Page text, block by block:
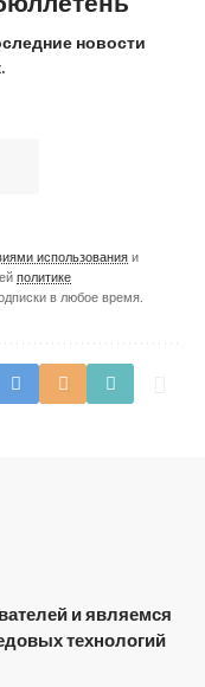
новости
использования и
политике
в любое время.
и являемся
технологий